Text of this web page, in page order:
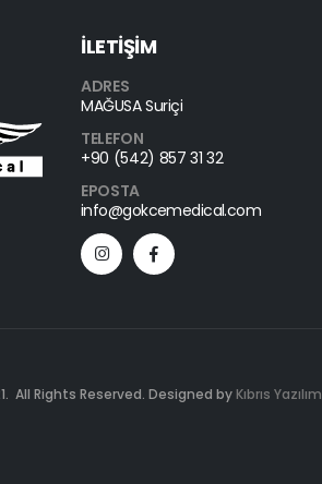
İLETİŞİM
ADRES
MAĞUSA Suriçi
TELEFON
+90 (542) 857 31 32
EPOSTA
info@gokcemedical.com
All Rights Reserved. Designed by Kıbrıs Yazılım